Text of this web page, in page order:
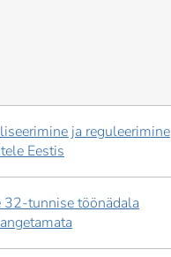
ja reguleerimine
Eestis
32-tunnise töönädala